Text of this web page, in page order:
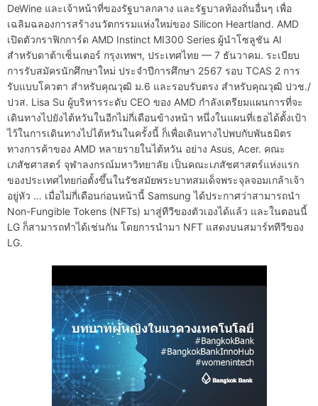
DeWine และเจ้าหน้าที่ของรัฐบาลกลาง และรัฐบาลท้องถิ่นอื่นๆ เพื่อ
เฉลิมฉลองการสร้างนวัตกรรมแห่งใหม่ของ Silicon Heartland. AMD
เปิดตัวกราฟิกการ์ด AMD Instinct MI300 Series ผู้นำโซลูชัน AI
สำหรับดาต้าเซ็นเตอร์ กรุงเทพฯ, ประเทศไทย — 7 ธันวาคม. ระเบียบ
การรับสมัครนักศึกษาใหม่ ประจำปีการศึกษา 2567 รอบ TCAS 2 การ
รับแบบโควตา สำหรับคุณวุฒิ ม.6 และรอบรับตรง สำหรับคุณวุฒิ ปวช./
ปวส. Lisa Su ผู้บริหารระดับ CEO ของ AMD กำลังเตรียมแผนการที่จะ
เดินทางไปยังไต้หวันในอีกไม่กี่เดือนข้างหน้า หนึ่งในแผนที่เธอได้ตั้งเป้า
ไว้ในการเดินทางไปไต้หวันในครั้งนี้ ก็เพื่อเดินทางไปพบกับพันธมิตร
ทางการค้าของ AMD หลายรายในไต้หวัน อย่าง Asus, Acer. คณะ
เภสัชศาสตร์ จุฬาลงกรณ์มหาวิทยาลัย เป็นคณะเภสัชศาสตร์แห่งแรก
ของประเทศไทยก่อตั้งขึ้นในรัชสมัยพระบาทสมเด็จพระจุลจอมเกล้าเจ้า
อยู่หัว … เมื่อไม่กี่เดือนก่อนหน้านี้ Samsung ได้ประกาศว่าสามารถนำ
Non-Fungible Tokens (NFTs) มาสู่ทีวีของตัวเองได้แล้ว และในตอนนี้
LG ก็สามารถทำได้เช่นกัน โดยการนำมา NFT แสดงบนสมาร์ททีวีของ
LG.